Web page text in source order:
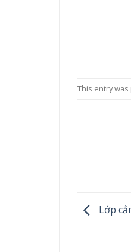
This entry
Lớp